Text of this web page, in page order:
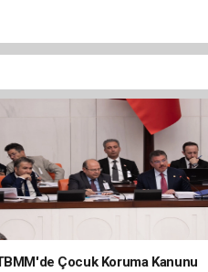
Çocuk Koruma Kanunu